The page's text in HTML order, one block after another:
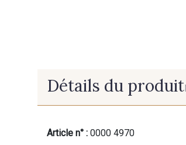
Détails du produit
Article n° : 0000 4970